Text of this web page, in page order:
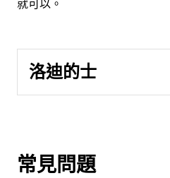
就可以。
洛迪的士
常見問題